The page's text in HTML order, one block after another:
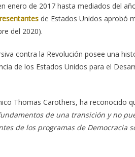
enero de 2017 hasta mediados del
de Estados Unidos aprobó
del 2020).
contra la Revolución posee una
de los Estados Unidos para el
Thomas Carothers, ha reconocido
de una transición y no
de los programas de Democracia